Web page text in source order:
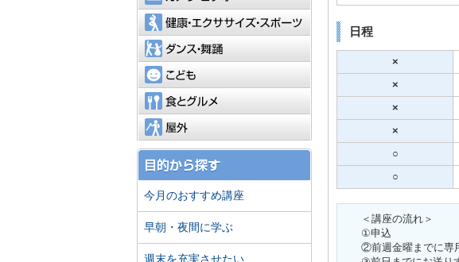
日程
×
×
×
×
○
○
＜講座の流れ＞
①申込
②前週金曜までに専
ダンス・舞踊
食とグルメ
今月のおすすめ講座
早朝・夜間に学ぶ
週末を充実させたい